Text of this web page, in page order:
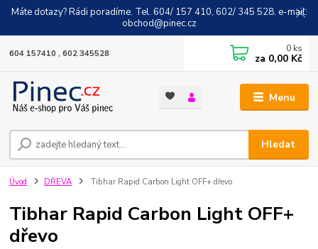
Máte dotazy? Rádi poradíme. Tel. 604/ 157 410, 602/ 345 528. e-mail:
obchod@pinec.cz
Menu
Hledat
604 157410 , 602 345528 0 ks
za 0,00 Kč
Úvod DŘEVA Tibhar Rapid Carbon Light OFF+ dřevo
Tibhar Rapid Carbon Light OFF+
dřevo